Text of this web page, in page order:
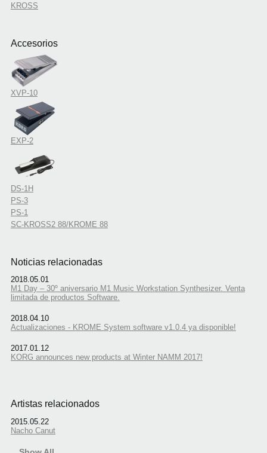
KROSS
Accesorios
XVP-10
EXP-2
DS-1H
PS-3
PS-1
SC-KROSS2 88/KROME 88
Noticias relacionadas
2018.05.01
M1 Day – 30º aniversario M1 Music Workstation Synthesizer. Venta
limitada de productos Software.
2018.04.10
Actualizaciones - KROME System software v1.0.4 ya disponible!
2017.01.12
KORG announces new products at Winter NAMM 2017!
Artistas relacionados
2015.05.22
Nacho Canut